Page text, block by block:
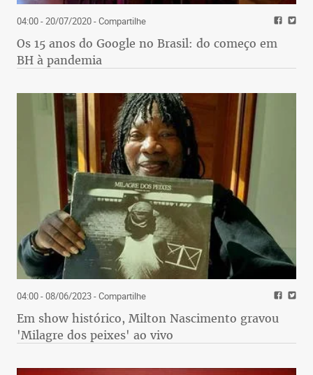
04:00 - 20/07/2020- Compartilhe
Os 15 anos do Google no Brasil: do começo em
BH à pandemia
04:00 - 08/06/2023- Compartilhe
Em show histórico, Milton Nascimento gravou
'Milagre dos peixes' ao vivo